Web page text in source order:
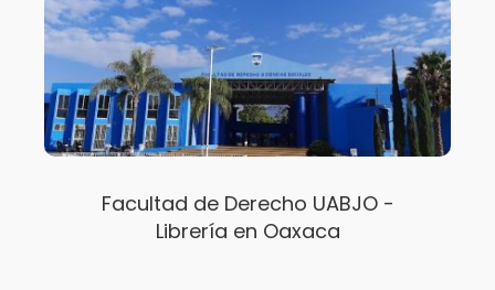
Facultad de Derecho UABJO -
Librería en Oaxaca